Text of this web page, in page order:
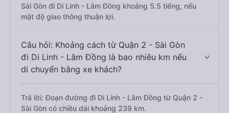
Sài Gòn đi Di Linh - Lâm Đồng khoảng 5.5 tiếng, nếu
mật độ giao thông thuận lợi.
Câu hỏi: Khoảng cách từ Quận 2 - Sài Gòn
đi Di Linh - Lâm Đồng là bao nhiêu km nếu
di chuyển bằng xe khách?
Trả lời: Đoạn đường đi Di Linh - Lâm Đồng từ Quận 2 -
Sài Gòn có chiều dài khoảng 239 km.